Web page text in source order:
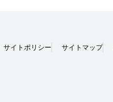
サイトポリシー サイトマップ